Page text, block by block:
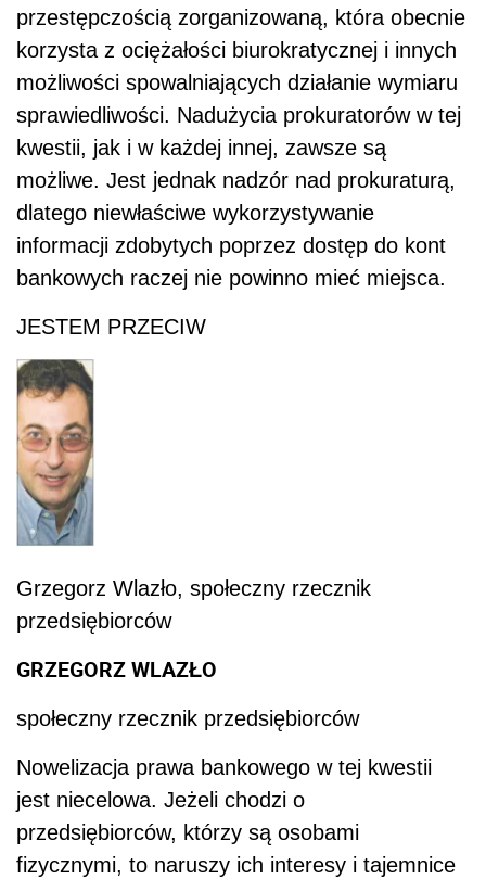
przestępczością zorganizowaną, która obecnie
korzysta z ociężałości biurokratycznej i innych
możliwości spowalniających działanie wymiaru
sprawiedliwości. Nadużycia prokuratorów w tej
kwestii, jak i w każdej innej, zawsze są
możliwe. Jest jednak nadzór nad prokuraturą,
dlatego niewłaściwe wykorzystywanie
informacji zdobytych poprzez dostęp do kont
bankowych raczej nie powinno mieć miejsca.
JESTEM PRZECIW
Grzegorz Wlazło, społeczny rzecznik
przedsiębiorców
GRZEGORZ WLAZŁO
społeczny rzecznik przedsiębiorców
Nowelizacja prawa bankowego w tej kwestii
jest niecelowa. Jeżeli chodzi o
przedsiębiorców, którzy są osobami
fizycznymi, to naruszy ich interesy i tajemnice